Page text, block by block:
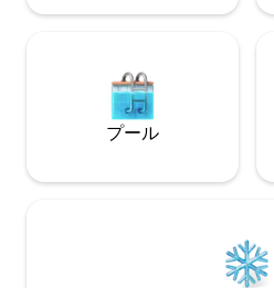
プール